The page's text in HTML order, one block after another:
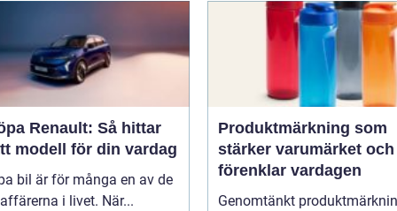
Renault: Så hittar
modell för din vardag
bil är för många en av de
i livet. När...
Produktmärkning som
stärker varumärket och
förenklar vardagen
Genomtänkt